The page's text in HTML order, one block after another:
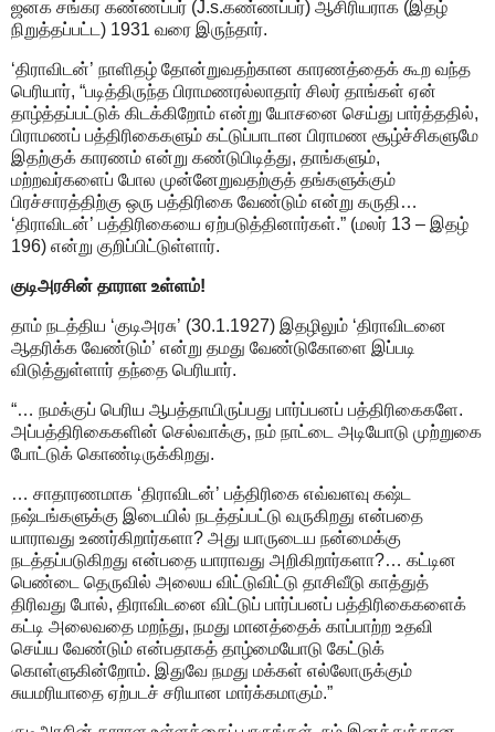
ஜனக சங்கர கண்ணப்பர் (J.s.கண்ணப்பர்) ஆசிரியராக (இதழ்
நிறுத்தப்பட்ட) 1931 வரை இருந்தார்.
‘திராவிடன்’ நாளிதழ் தோன்றுவதற்கான காரணத்தைக் கூற வந்த
பெரியார், “படித்திருந்த பிராமணரல்லாதார் சிலர் தாங்கள் ஏன்
தாழ்த்தப்பட்டுக் கிடக்கிறோம் என்று யோசனை செய்து பார்த்ததில்,
பிராமணப் பத்திரிகைகளும் கட்டுப்பாடான பிராமண சூழ்ச்சிகளுமே
இதற்குக் காரணம் என்று கண்டுபிடித்து, தாங்களும்,
மற்றவர்களைப் போல முன்னேறுவதற்குத் தங்களுக்கும்
பிரச்சாரத்திற்கு ஒரு பத்திரிகை வேண்டும் என்று கருதி…
‘திராவிடன்’ பத்திரிகையை ஏற்படுத்தினார்கள்.” (மலர் 13 – இதழ்
196) என்று குறிப்பிட்டுள்ளார்.
குடிஅரசின் தாராள உள்ளம்!
தாம் நடத்திய ‘குடிஅரசு’ (30.1.1927) இதழிலும் ‘திராவிடனை
ஆதரிக்க வேண்டும்’ என்று தமது வேண்டுகோளை இப்படி
விடுத்துள்ளார் தந்தை பெரியார்.
“… நமக்குப் பெரிய ஆபத்தாயிருப்பது பார்ப்பனப் பத்திரிகைகளே.
அப்பத்திரிகைகளின் செல்வாக்கு, நம் நாட்டை அடியோடு முற்றுகை
போட்டுக் கொண்டிருக்கிறது.
… சாதாரணமாக ‘திராவிடன்’ பத்திரிகை எவ்வளவு கஷ்ட
நஷ்டங்களுக்கு இடையில் நடத்தப்பட்டு வருகிறது என்பதை
யாராவது உணர்கிறார்களா? அது யாருடைய நன்மைக்கு
நடத்தப்படுகிறது என்பதை யாராவது அறிகிறார்களா?… கட்டின
பெண்டை தெருவில் அலைய விட்டுவிட்டு தாசிவீடு காத்துத்
திரிவது போல், திராவிடனை விட்டுப் பார்ப்பனப் பத்திரிகைகளைக்
கட்டி அலைவதை மறந்து, நமது மானத்தைக் காப்பாற்ற உதவி
செய்ய வேண்டும் என்பதாகத் தாழ்மையோடு கேட்டுக்
கொள்ளுகின்றோம். இதுவே நமது மக்கள் எல்லோருக்கும்
சுயமரியாதை ஏற்படச் சரியான மார்க்கமாகும்.”